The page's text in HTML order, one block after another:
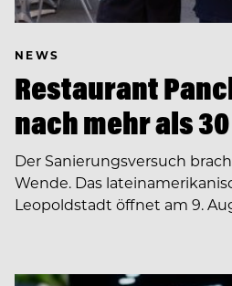
NEWS
Restaurant
nach mehr als
Der Sanierungsversuch
Wende. Das
Leopoldstadt öffnet am 9.